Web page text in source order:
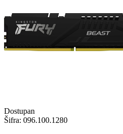
Dostupan
Šifra: 096.100.1280